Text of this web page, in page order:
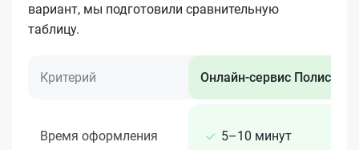
вариант, мы подготовили сравнительную
таблицу.
Критерий Онлайн-сервис Полис 812
Время оформления 5–10 минут